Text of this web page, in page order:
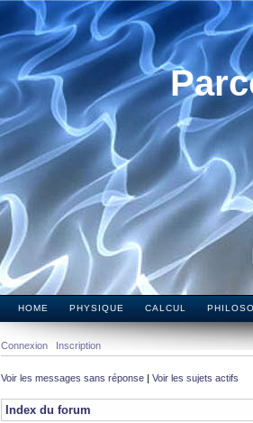
HOME PHYSIQUE CALCUL
Connexion Inscription
Voir les messages sans réponse | Voir les sujets actifs
Index du forum